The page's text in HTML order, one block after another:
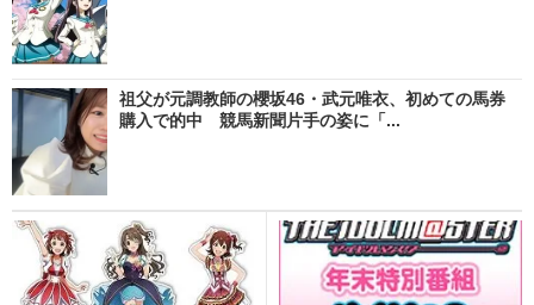
祖父が元調教師の櫻坂46・武元唯衣、初めての馬券
購入で的中 競馬新聞片手の姿に「...